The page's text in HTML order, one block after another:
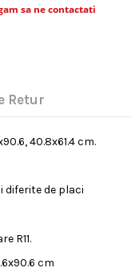
sa ne contactati
Retur
40.8x61.4 cm.
diferite de placi
R11.
cm